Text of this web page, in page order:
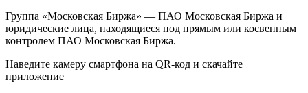
Группа «Московская Биржа» — ПАО Московская Биржа и
юридические лица, находящиеся под прямым или косвенным
контролем ПАО Московская Биржа.
Наведите камеру смартфона на QR-код и скачайте
приложение